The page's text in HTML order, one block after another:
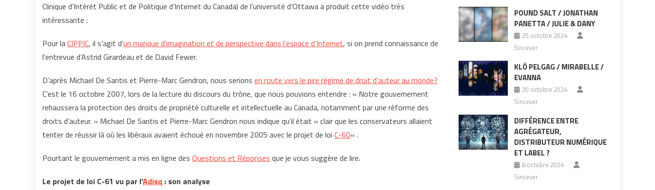
Clinique d’Intérêt Public et de Politique d’Internet du Canada) de l’université d’Ottawa a produit cette vidéo très
intéressante :
Pour laCIPPIC, il s’agit d’un manque d’imagination et de perspective dans l’espace d’Internet, si on prend connaissance de
l’entrevue d’Astrid Girardeau et de David Fewer.
D’après Michael De Santis et Pierre-Marc Gendron, nous serions en route vers le pire régime de droit d’auteur au monde?
C’est le 16 octobre 2007, lors de la lecture du discours du trône, que nous pouvions entendre : « Notre gouvernement
rehaussera la protection des droits de propriété culturelle et intellectuelle au Canada, notamment par une réforme des
droits d’auteur. » Michael De Santis et Pierre-Marc Gendron nous indique qu’il était « clair que les conservateurs allaient
tenter de réussir là où les libéraux avaient échoué en novembre 2005 avec le projet de loi C-60« .
Pourtant le gouvernement a mis en ligne des Questions et Réponses que je vous suggère de lire.
Le projet de loi C-61 vu par l’Adisq : son analyse
POUND SALT / JONATHAN
PANETTA / JULIE & DANY
25 octobre 2024
Sincever
KLÔ PELGAG / MIRABELLE /
EVANNA
20 octobre 2024
Sincever
DIFFÉRENCE ENTRE
AGRÉGATEUR,
DISTRIBUTEUR NUMÉRIQUE
ET LABEL ?
8 octobre 2024
Sincever